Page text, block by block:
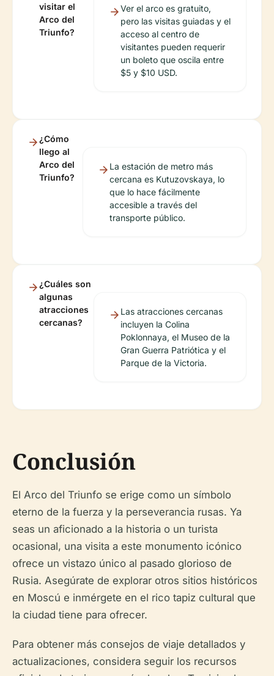
visitar el
Arco del
Triunfo?
Ver el arco es gratuito,
pero las visitas guiadas y el
acceso al centro de
visitantes pueden requerir
un boleto que oscila entre
$5 y $10 USD.
¿Cómo
llego al
Arco del
Triunfo?
La estación de metro más
cercana es Kutuzovskaya, lo
que lo hace fácilmente
accesible a través del
transporte público.
¿Cuáles son
algunas
atracciones
cercanas?
Las atracciones cercanas
incluyen la Colina
Poklonnaya, el Museo de la
Gran Guerra Patriótica y el
Parque de la Victoria.
Conclusión
El Arco del Triunfo se erige como un símbolo
eterno de la fuerza y la perseverancia rusas. Ya
seas un aficionado a la historia o un turista
ocasional, una visita a este monumento icónico
ofrece un vistazo único al pasado glorioso de
Rusia. Asegúrate de explorar otros sitios históricos
en Moscú e inmérgete en el rico tapiz cultural que
la ciudad tiene para ofrecer.
Para obtener más consejos de viaje detallados y
actualizaciones, considera seguir los recursos